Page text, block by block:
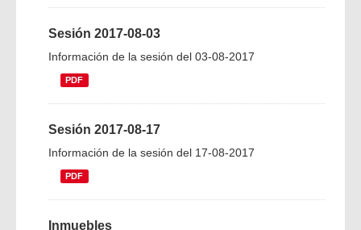
Sesión 2017-08-03
Información de la sesión del 03-08-2017
PDF
Sesión 2017-08-17
Información de la sesión del 17-08-2017
PDF
Inmuebles